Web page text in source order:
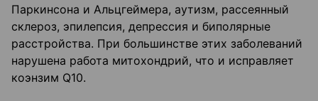
Паркинсона и Альцгеймера, аутизм, рассеянный
склероз, эпилепсия, депрессия и биполярные
расстройства. При большинстве этих заболеваний
нарушена работа митохондрий, что и исправляет
коэнзим Q10.